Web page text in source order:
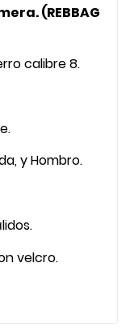
(REBBAG
calibre 8.
y Hombro.
velcro.